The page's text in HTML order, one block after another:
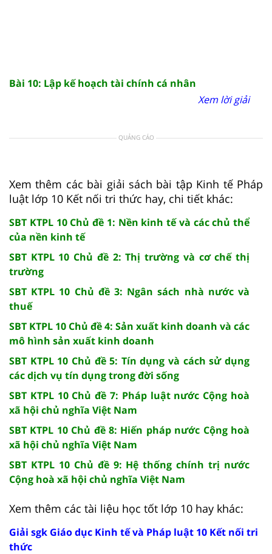
Bài 10: Lập kế hoạch tài chính cá nhân
Xem lời giải
QUẢNG CÁO
Xem thêm các bài giải sách bài tập Kinh tế Pháp
luật lớp 10 Kết nối tri thức hay, chi tiết khác:
SBT KTPL 10 Chủ đề 1: Nền kinh tế và các chủ thể
của nền kinh tế
SBT KTPL 10 Chủ đề 2: Thị trường và cơ chế thị
trường
SBT KTPL 10 Chủ đề 3: Ngân sách nhà nước và
thuế
SBT KTPL 10 Chủ đề 4: Sản xuất kinh doanh và các
mô hình sản xuất kinh doanh
SBT KTPL 10 Chủ đề 5: Tín dụng và cách sử dụng
các dịch vụ tín dụng trong đời sống
SBT KTPL 10 Chủ đề 7: Pháp luật nước Cộng hoà
xã hội chủ nghĩa Việt Nam
SBT KTPL 10 Chủ đề 8: Hiến pháp nước Cộng hoà
xã hội chủ nghĩa Việt Nam
SBT KTPL 10 Chủ đề 9: Hệ thống chính trị nước
Cộng hoà xã hội chủ nghĩa Việt Nam
Xem thêm các tài liệu học tốt lớp 10 hay khác:
Giải sgk Giáo dục Kinh tế và Pháp luật 10 Kết nối tri
thức